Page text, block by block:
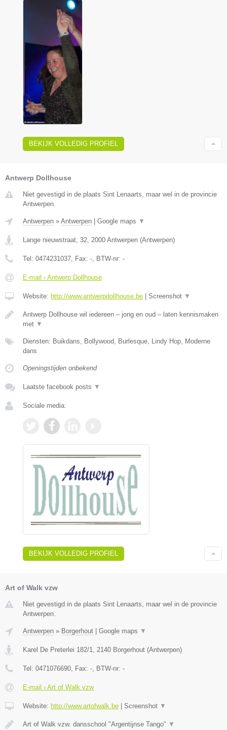
BEKIJK VOLLEDIG PROFIEL
Antwerp Dollhouse
Niet gevestigd in de plaats Sint Lenaarts, maar wel in de provincie
Antwerpen.
Antwerpen » Antwerpen | Google maps ▼
Lange nieuwstraat, 32 2000 Antwerpen (Antwerpen)
Tel: 0474231037 , Fax: - , BTW-nr: -
E-mail › Antwerp Dollhouse
Website: http://www.antwerpdollhouse.be | Screenshot ▼
Antwerp Dollhouse wil iedereen – jong en oud – laten kennismaken
met ▼
Diensten: Buikdans, Bollywood, Burlesque, Lindy Hop, Moderne
dans
Openingstijden onbekend
Laatste facebook posts ▼
Sociale media:
BEKIJK VOLLEDIG PROFIEL
Art of Walk vzw
Niet gevestigd in de plaats Sint Lenaarts, maar wel in de provincie
Antwerpen.
Antwerpen » Borgerhout Google maps ▼
Karel De Preterlei 182/1, 2140 Borgerhout (Antwerpen)
Tel: 0471076690, Fax: -, BTW-nr: -
E-mail › Art of Walk vzw
Website: http://www.artofwalk.be Screenshot ▼
Art of Walk vzw. dansschool "Argentijnse Tango" ▼